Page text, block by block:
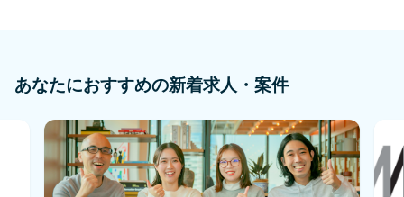
あなたにおすすめの新着求人・案件